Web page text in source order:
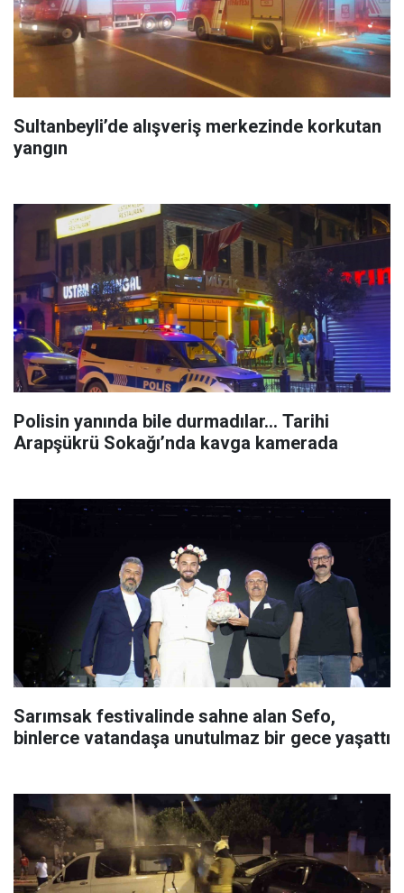
Sultanbeyli’de alışveriş merkezinde korkutan
yangın
Polisin yanında bile durmadılar… Tarihi
Arapşükrü Sokağı’nda kavga kamerada
Sarımsak festivalinde sahne alan Sefo,
binlerce vatandaşa unutulmaz bir gece yaşattı